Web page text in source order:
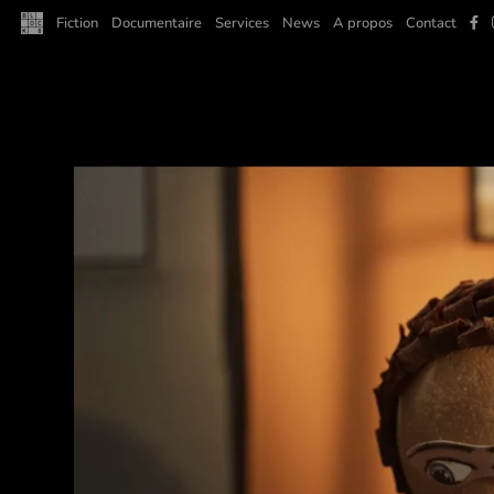
Fiction Documentaire Services News A propos Contact F